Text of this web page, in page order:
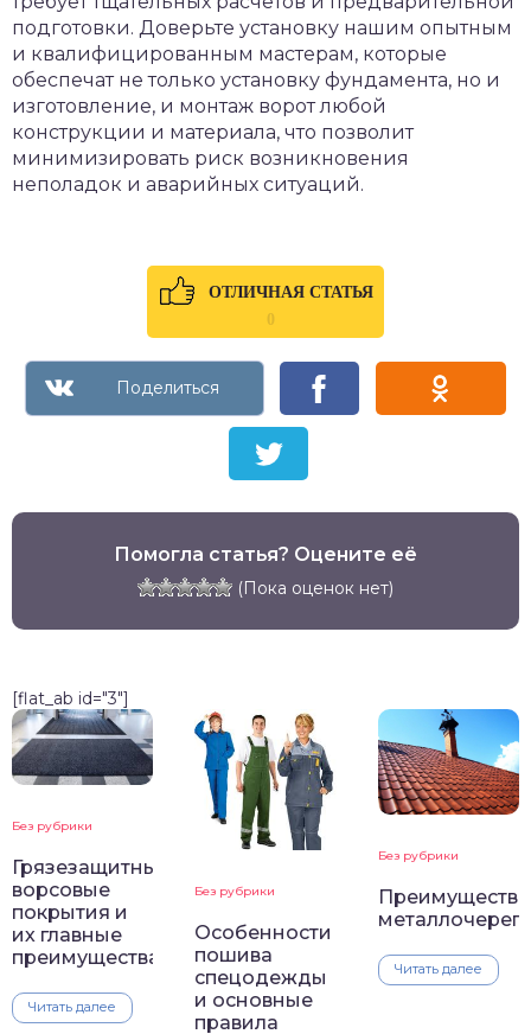
подготовки. Доверьте установку нашим опытным
и квалифицированным мастерам, которые
обеспечат не только установку фундамента, но и
изготовление, и монтаж ворот любой
конструкции и материала, что позволит
минимизировать риск возникновения
неполадок и аварийных ситуаций.
ОТЛИЧНАЯ СТАТЬЯ
0
Помогла статья? Оцените её
(Пока оценок нет)
[flat_ab id="3"]
Без рубрики
Грязезащитные
ворсовые
покрытия и
их главные
преимущества
Читать далее
Без рубрики
Особенности
пошива
спецодежды
и основные
правила
Без рубрики
Преимущества
Читать далее